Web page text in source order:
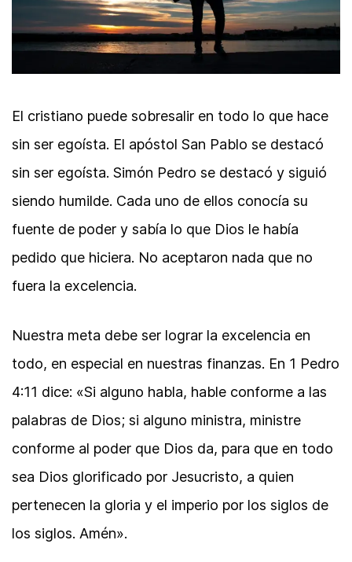
El cristiano puede sobresalir en todo lo que hace
sin ser egoísta. El apóstol San Pablo se destacó
sin ser egoísta. Simón Pedro se destacó y siguió
siendo humilde. Cada uno de ellos conocía su
fuente de poder y sabía lo que Dios le había
pedido que hiciera. No aceptaron nada que no
fuera la excelencia.
Nuestra meta debe ser lograr la excelencia en
todo, en especial en nuestras finanzas. En 1 Pedro
4:11 dice: «Si alguno habla, hable conforme a las
palabras de Dios; si alguno ministra, ministre
conforme al poder que Dios da, para que en todo
sea Dios glorificado por Jesucristo, a quien
pertenecen la gloria y el imperio por los siglos de
los siglos. Amén».